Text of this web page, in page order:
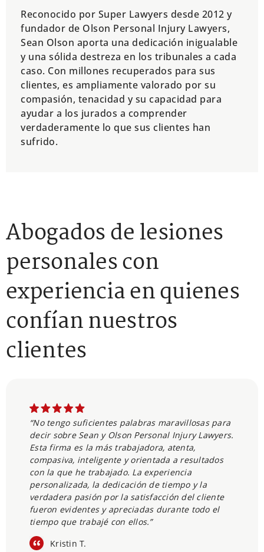
Reconocido por Super Lawyers desde 2012 y
fundador de Olson Personal Injury Lawyers,
Sean Olson aporta una dedicación inigualable
y una sólida destreza en los tribunales a cada
caso. Con millones recuperados para sus
clientes, es ampliamente valorado por su
compasión, tenacidad y su capacidad para
ayudar a los jurados a comprender
verdaderamente lo que sus clientes han
sufrido.
Abogados de lesiones
personales con
experiencia en quienes
confían nuestros
clientes
“No tengo suficientes palabras maravillosas para
decir sobre Sean y Olson Personal Injury Lawyers.
Esta firma es la más trabajadora, atenta,
compasiva, inteligente y orientada a resultados
con la que he trabajado. La experiencia
personalizada, la dedicación de tiempo y la
verdadera pasión por la satisfacción del cliente
fueron evidentes y apreciadas durante todo el
tiempo que trabajé con ellos.”
Kristin T.